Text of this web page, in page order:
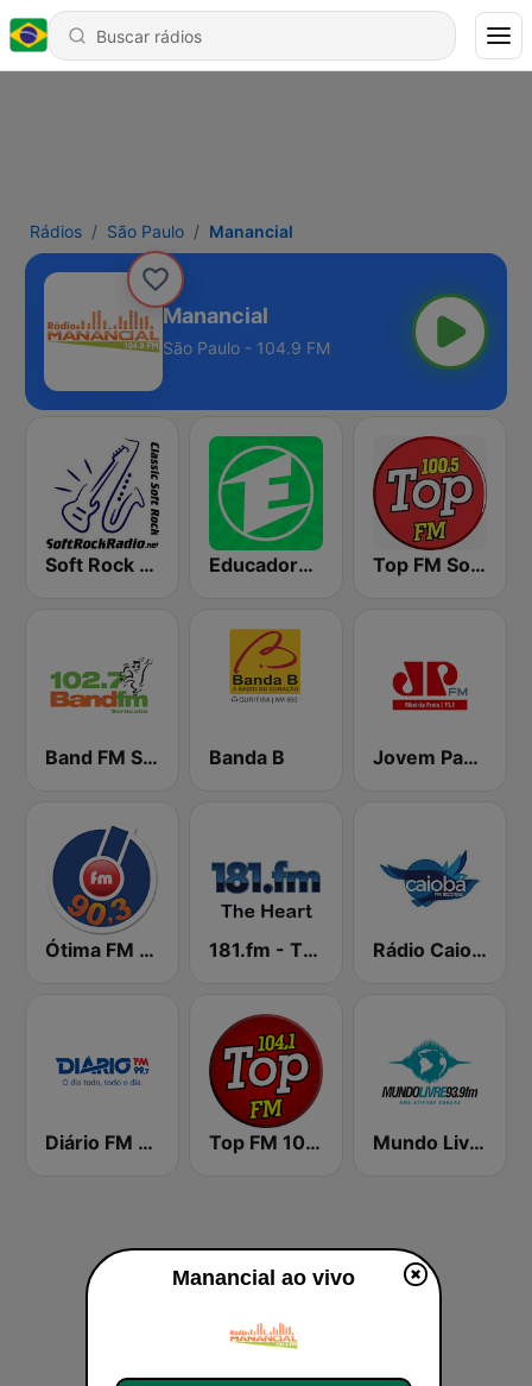
Rádios São Paulo Manancial
Manancial
São Paulo - 104.9 FM
Soft Rock Radio Educadora FM 91.7 Top FM Sorocaba
Band FM Sorocaba Banda B Jovem Pan FM Ribeirão Preto
Ótima FM 90.3 181.fm - The Heart (Love Songs) Rádio Caiobá FM 102.3
Diário FM 99.7 Top FM 104.1 Mundo Livre FM Curitiba
Manancial ao vivo